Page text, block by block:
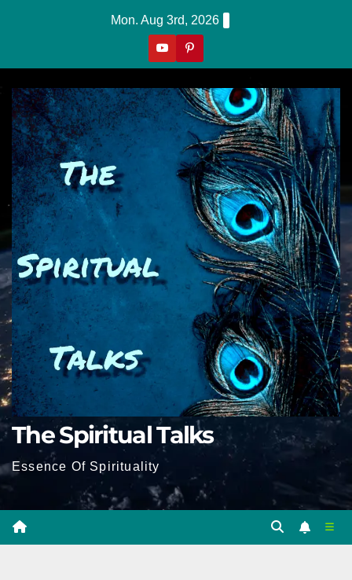
Mon. Aug 3rd, 2026
The Spiritual Talks
Essence Of Spirituality